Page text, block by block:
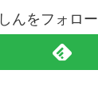
しんをフォロ